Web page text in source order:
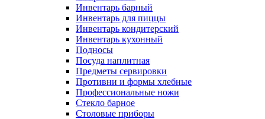
Инвентарь барный
Инвентарь для пиццы
Инвентарь кондитерский
Инвентарь кухонный
Подносы
Посуда наплитная
Предметы сервировки
Противни и формы хлебные
Профессиональные ножи
Стекло барное
Столовые приборы